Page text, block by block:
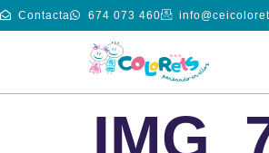
Contacta 674 073 460